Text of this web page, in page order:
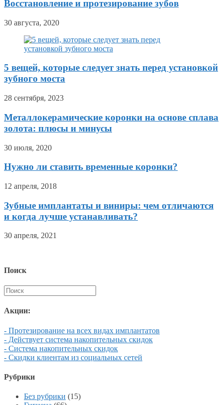
Восстановление и протезирование зубов
30 августа, 2020
5 вещей, которые следует знать перед установкой
зубного моста
28 сентября, 2023
Металлокерамические коронки на основе сплава
золота: плюсы и минусы
30 июля, 2020
Нужно ли ставить временные коронки?
12 апреля, 2018
Зубные имплантаты и виниры: чем отличаются
и когда лучше устанавливать?
30 апреля, 2021
Поиск
Акции:
- Протезирование на всех видах имплантатов
- Действует система накопительных скидок
- Система накопительных скидок
- Скидки клиентам из социальных сетей
Рубрики
Без рубрики (15)